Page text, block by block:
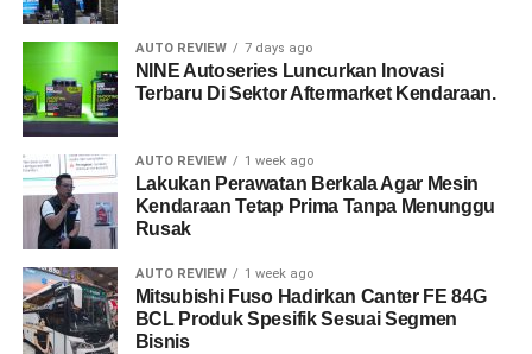
AUTO REVIEW 7 days ago
NINE Autoseries Luncurkan Inovasi
Terbaru Di Sektor Aftermarket Kendaraan.
AUTO REVIEW 1 week ago
Lakukan Perawatan Berkala Agar Mesin
Kendaraan Tetap Prima Tanpa Menunggu
Rusak
AUTO REVIEW 1 week ago
Mitsubishi Fuso Hadirkan Canter FE 84G
BCL Produk Spesifik Sesuai Segmen
Bisnis